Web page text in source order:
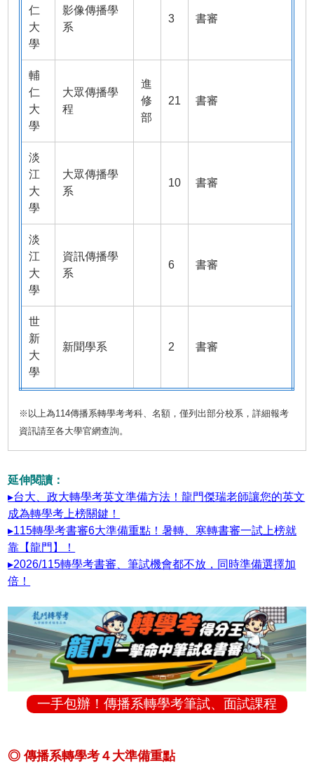
仁
大
學
影像傳播學
系
3 書審
輔
仁
大
學
大眾傳播學
程
進
修
部
21 書審
淡
江
大
學
大眾傳播學
系
10 書審
淡
江
大
學
資訊傳播學
系
6 書審
世
新
大
學
新聞學系 2 書審
※以上為114傳播系轉學考考科、名額，僅列出部分校系，詳細報考
資訊請至各大學官網查詢。
延伸閱讀：
▸台大、政大轉學考英文準備方法！龍門傑瑞老師讓您的英文
成為轉學考上榜關鍵！
▸115轉學考書審6大準備重點！暑轉、寒轉書審一試上榜就
靠【龍門】！
▸2026/115轉學考書審、筆試機會都不放，同時準備選擇加
倍！
一手包辦！傳播系轉學考筆試、面試課程
◎ 傳播系轉學考４大準備重點